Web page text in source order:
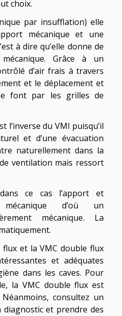
choix.
par insufflation) elle
mécanique et une
à dire qu’elle donne de
Grâce à un
d’air frais à travers
et le déplacement et
font par les grilles de
l’inverse du VMI puisqu’il
et d’une évacuation
naturellement dans la
ventilation mais ressort
ce cas l’apport et
mécanique d’où un
mécanique. La
flux et la VMC double flux
et adéquates
dans les caves. Pour
la VMC double flux est
consultez un
et prendre des